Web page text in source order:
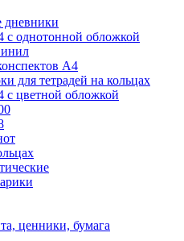
дневники
с однотонной обложкой
А4
для тетрадей на кольцах
с цветной обложкой
ценники, бумага